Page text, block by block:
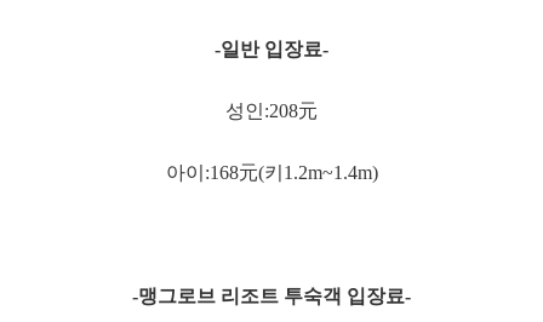
-일반 입장료-
성인:208元
아이:168元(키1.2m~1.4m)
-맹그로브 리조트 투숙객 입장료-